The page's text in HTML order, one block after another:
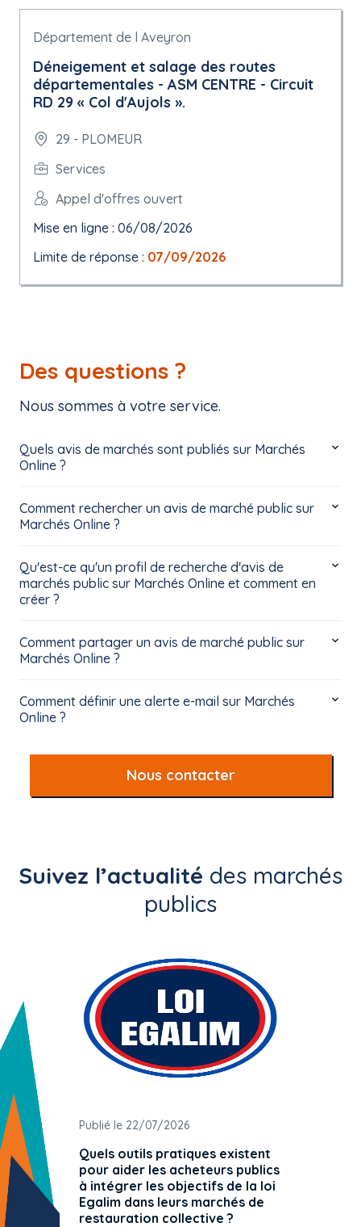
Département de l Aveyron
Déneigement et salage des routes
départementales - ASM CENTRE - Circuit
RD 29 « Col d'Aujols ».
29 - PLOMEUR
Services
Appel d'offres ouvert
Mise en ligne : 06/08/2026
Limite de réponse : 07/09/2026
Des questions ?
Nous sommes à votre service.
Quels avis de marchés sont publiés sur Marchés
Online ?
Comment rechercher un avis de marché public sur
Marchés Online ?
Qu'est-ce qu'un profil de recherche d'avis de
marchés public sur Marchés Online et comment en
créer ?
Comment partager un avis de marché public sur
Marchés Online ?
Comment définir une alerte e-mail sur Marchés
Online ?
Nous contacter
Suivez l’actualité des marchés
publics
Publié le 22/07/2026
Quels outils pratiques existent
pour aider les acheteurs publics
à intégrer les objectifs de la loi
Egalim dans leurs marchés de
restauration collective ?